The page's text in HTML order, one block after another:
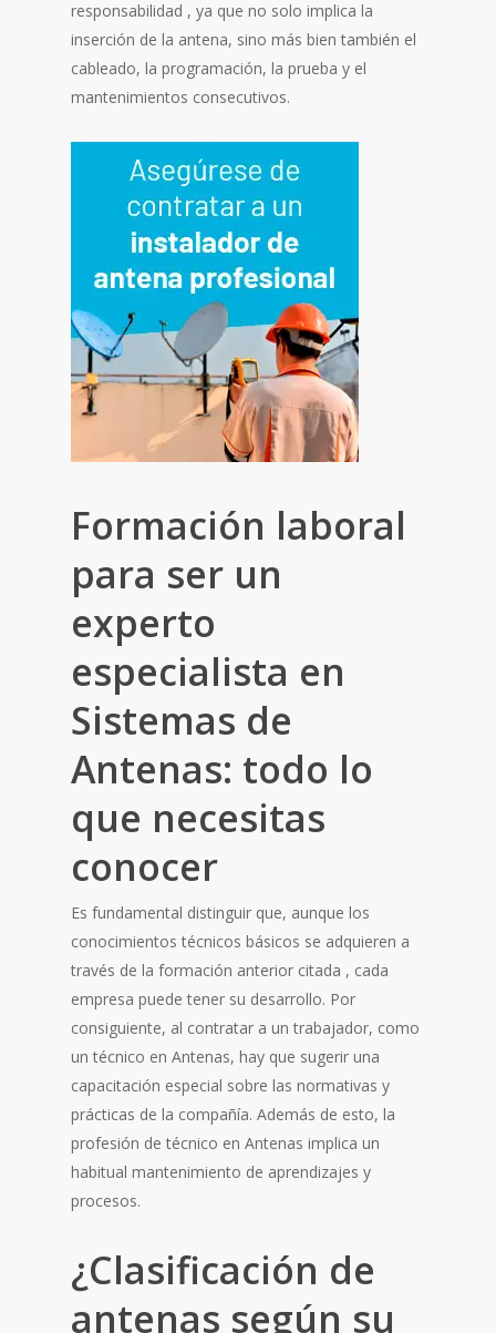
responsabilidad , ya que no solo implica la
inserción de la antena, sino más bien también el
cableado, la programación, la prueba y el
mantenimientos consecutivos.
Formación laboral
para ser un
experto
especialista en
Sistemas de
Antenas: todo lo
que necesitas
conocer
Es fundamental distinguir que, aunque los
conocimientos técnicos básicos se adquieren a
través de la formación anterior citada , cada
empresa puede tener su desarrollo. Por
consiguiente, al contratar a un trabajador, como
un técnico en Antenas, hay que sugerir una
capacitación especial sobre las normativas y
prácticas de la compañía. Además de esto, la
profesión de técnico en Antenas implica un
habitual mantenimiento de aprendizajes y
procesos.
¿Clasificación de
antenas según su